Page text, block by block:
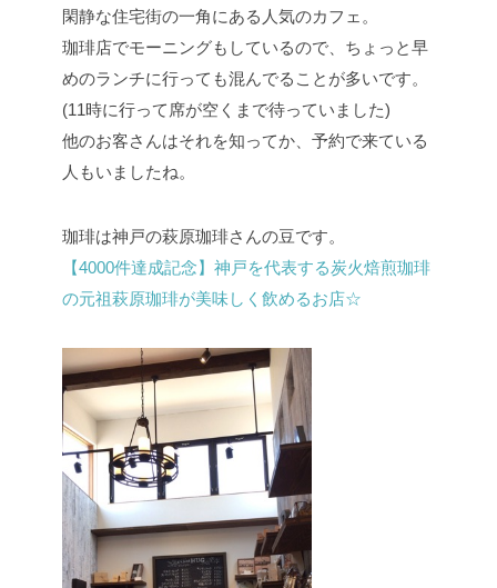
閑静な住宅街の一角にある人気のカフェ。
珈琲店でモーニングもしているので、ちょっと早
めのランチに行っても混んでることが多いです。
(11時に行って席が空くまで待っていました)
他のお客さんはそれを知ってか、予約で来ている
人もいましたね。
珈琲は神戸の萩原珈琲さんの豆です。
【4000件達成記念】神戸を代表する炭火焙煎珈琲
の元祖萩原珈琲が美味しく飲めるお店☆